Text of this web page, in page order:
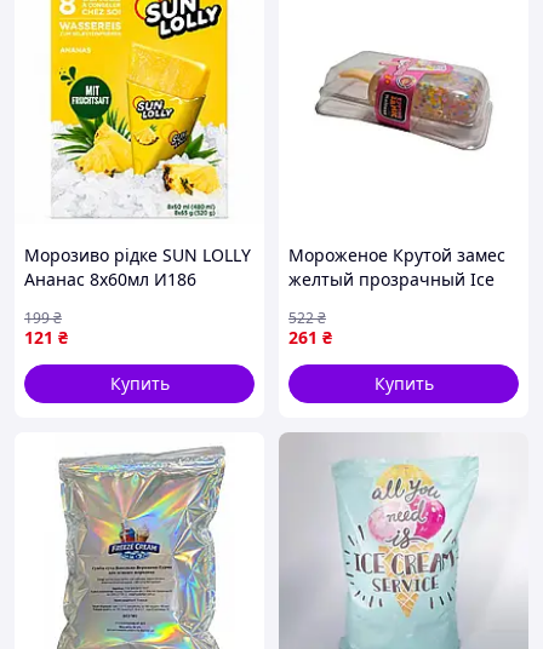
Морозиво рідке SUN LOLLY
Ананас 8х60мл И186
121 ₴
199₴
Купить
Мороженое Крутой замес
желтый прозрачный Ice
MONSTERGUM
261 ₴
522₴
Купить